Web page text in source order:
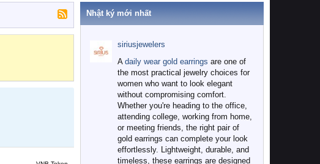
Nhật ký mới nhất
siriusjewelers
A daily wear gold earrings are one of
the most practical jewelry choices for
women who want to look elegant
without compromising comfort.
Whether you're heading to the office,
attending college, working from home,
or meeting friends, the right pair of
gold earrings can complete your look
effortlessly. Lightweight, durable, and
timeless, these earrings are designed